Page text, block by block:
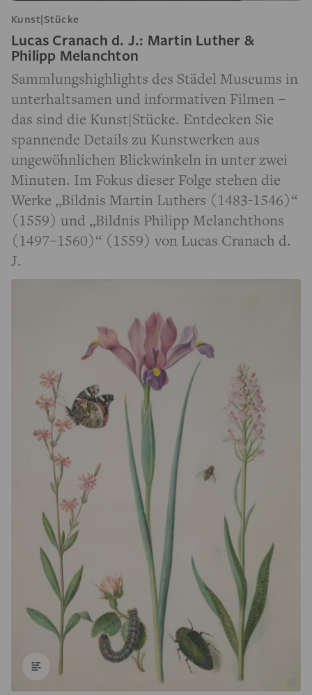
Kunst|Stücke
Lucas Cranach d. J.: Martin Luther &
Philipp Melanchton
Sammlungshighlights des Städel Museums in
unterhaltsamen und informativen Filmen –
das sind die Kunst|Stücke. Entdecken Sie
spannende Details zu Kunstwerken aus
ungewöhnlichen Blickwinkeln in unter zwei
Minuten. Im Fokus dieser Folge stehen die
Werke „Bildnis Martin Luthers (1483-1546)“
(1559) und „Bildnis Philipp Melanchthons
(1497–1560)“ (1559) von Lucas Cranach d.
J.